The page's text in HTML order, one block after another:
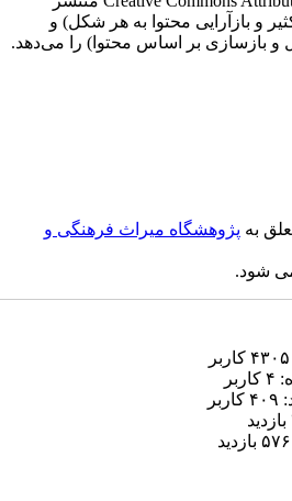
و بازآرایی محتوا به هر شکل) و
و بازسازی بر اساس محتوا) را می‌دهد.
بهپژوهشگاه میراث فرهنگی و
شود.